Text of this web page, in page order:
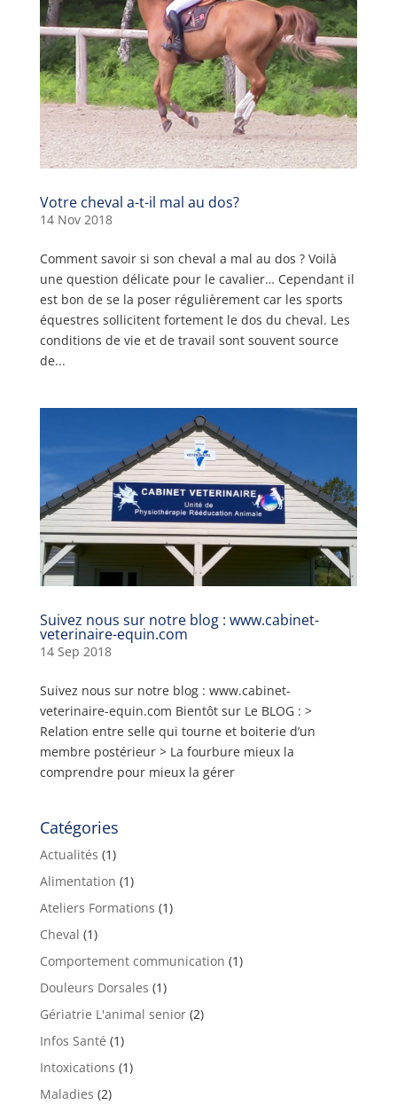
Votre cheval a-t-il mal au dos?
14 Nov 2018
Comment savoir si son cheval a mal au dos ? Voilà
une question délicate pour le cavalier… Cependant il
est bon de se la poser régulièrement car les sports
équestres sollicitent fortement le dos du cheval. Les
conditions de vie et de travail sont souvent source
de...
Suivez nous sur notre blog : www.cabinet-
veterinaire-equin.com
14 Sep 2018
Suivez nous sur notre blog : www.cabinet-
veterinaire-equin.com Bientôt sur Le BLOG : >
Relation entre selle qui tourne et boiterie d’un
membre postérieur > La fourbure mieux la
comprendre pour mieux la gérer
Catégories
Actualités (1)
Alimentation (1)
Ateliers Formations (1)
Cheval (1)
Comportement communication (1)
Douleurs Dorsales (1)
Gériatrie L'animal senior(2)
Infos Santé (1)
Intoxications (1)
Maladies (2)